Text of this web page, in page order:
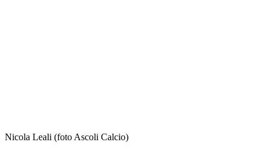
Nicola Leali (foto Ascoli Calcio)